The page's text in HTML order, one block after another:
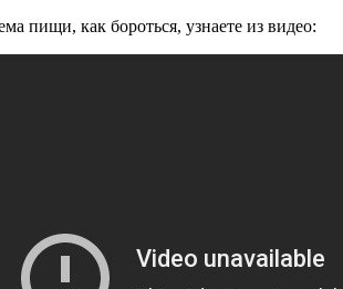
пищи, как бороться, узнаете из видео: